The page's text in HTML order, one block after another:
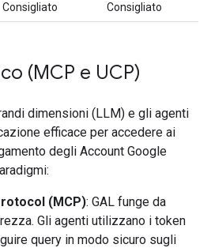
Consigliato Consigliato
(MCP e UCP)
dimensioni (LLM) e gli agenti
efficace per accedere ai
degli Account Google
(MCP): GAL funge da
Gli agenti utilizzano i token
query in modo sicuro sugli